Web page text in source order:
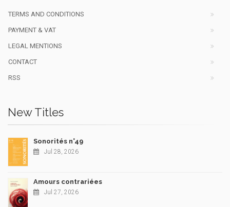
TERMS AND CONDITIONS
PAYMENT & VAT
LEGAL MENTIONS
CONTACT
RSS
New Titles
Sonorités n°49
Jul 28, 2026
Amours contrariées
Jul 27, 2026